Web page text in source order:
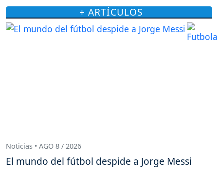
+ ARTÍCULOS
Noticias • AGO 8 / 2026
El mundo del fútbol despide a Jorge Messi